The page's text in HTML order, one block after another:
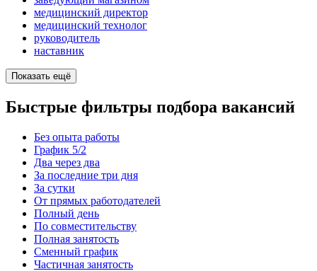
медицинский директор
медицинский технолог
руководитель
наставник
Показать ещё
Быстрые фильтры подбора вакансий
Без опыта работы
График 5/2
Два через два
За последние три дня
За сутки
От прямых работодателей
Полный день
По совместительству
Полная занятость
Сменный график
Частичная занятость